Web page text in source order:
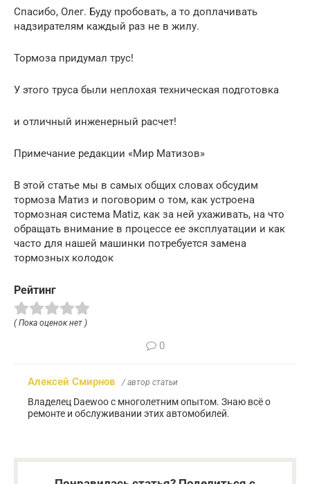
Спасибо, Олег. Буду пробовать, а то доплачивать
надзирателям каждый раз не в жилу.
Тормоза придумал трус!
У этого труса были неплохая техническая подготовка
и отличный инженерный расчет!
Примечание редакции «Мир Матизов»
В этой статье мы в самых общих словах обсудим
тормоза Матиз и поговорим о том, как устроена
тормозная система Matiz, как за ней ухаживать, на что
обращать внимание в процессе ее эксплуатации и как
часто для нашей машинки потребуется замена
тормозных колодок
Рейтинг
( Пока оценок нет )
0
Алексей Смирнов / автор статьи
Владелец Daewoo с многолетним опытом. Знаю всё о
ремонте и обслуживании этих автомобилей.